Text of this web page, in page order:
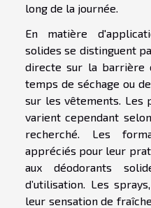
long de la journée.
En matière
solides se distinguent
directe sur la barrière
temps de séchage ou
sur les vêtements. Les
varient cependant
recherché. Les
appréciés pour leur
aux déodorants
d’utilisation. Les
leur sensation de